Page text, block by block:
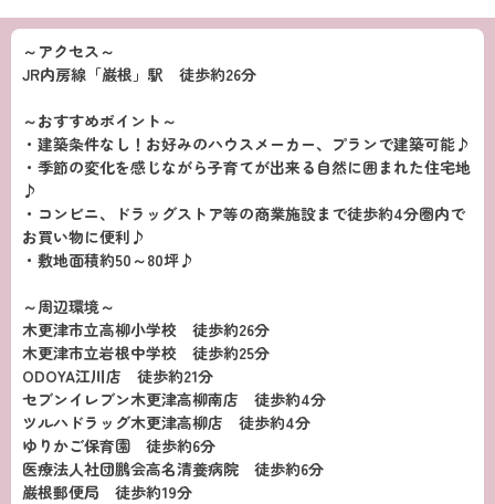
～アクセス～
JR内房線「巌根」駅 徒歩約26分
～おすすめポイント～
・建築条件なし！お好みのハウスメーカー、プランで建築可能♪
・季節の変化を感じながら子育てが出来る自然に囲まれた住宅地
♪
・コンビニ、ドラッグストア等の商業施設まで徒歩約4分圏内で
お買い物に便利♪
・敷地面積約50～80坪♪
～周辺環境～
木更津市立高柳小学校 徒歩約26分
木更津市立岩根中学校 徒歩約25分
ODOYA江川店 徒歩約21分
セブンイレブン木更津高柳南店 徒歩約4分
ツルハドラッグ木更津高柳店 徒歩約4分
ゆりかご保育園 徒歩約6分
医療法人社団鵬会高名清養病院 徒歩約6分
巌根郵便局 徒歩約19分